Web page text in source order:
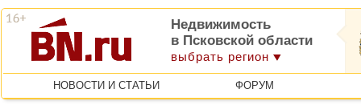
Недвижимость
в Псковской области
выбрать регион
НОВОСТИ И СТАТЬИ ФОРУМ